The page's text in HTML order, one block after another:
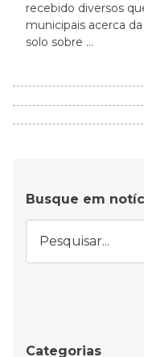
recebido diversos
municipais acerca
solo sobre ...
Busque em
Categorias